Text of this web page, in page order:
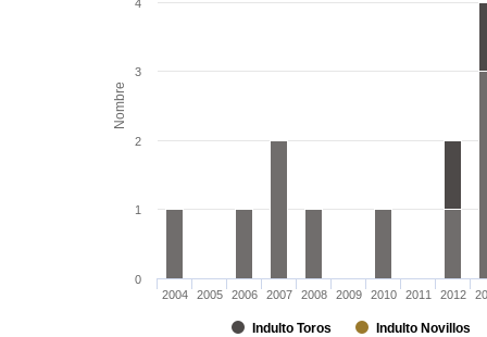
Nombre
Indulto Toros Indulto Novillos
2004 2005 2006 2007 2008 2009 2010 2011 2012
0
1
2
3
4